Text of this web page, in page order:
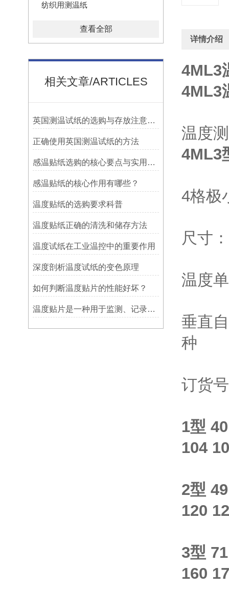
纺织用测温纸
查看全部
相关文章/ARTICLES
英国测温试纸的选购与存放注意事项
正确使用英国测温试纸的方法
感温贴纸选购的核心要点与实用建议
感温贴纸的核心作用有哪些？
温度贴纸的选购要求科普
温度贴纸正确的清洗和储存方法
温度试纸在工业温控中的重要作用
深度剖析温度试纸的变色原理
如何判断温度贴片的性能好坏？
温度贴片是一种用于监测、记录或指示温度变化的工具
详情介绍
4ML3
4ML3
温度
4ML3
4格极
尺寸
温度
垂直
种
订货
1型
104
2型
120
3型
160